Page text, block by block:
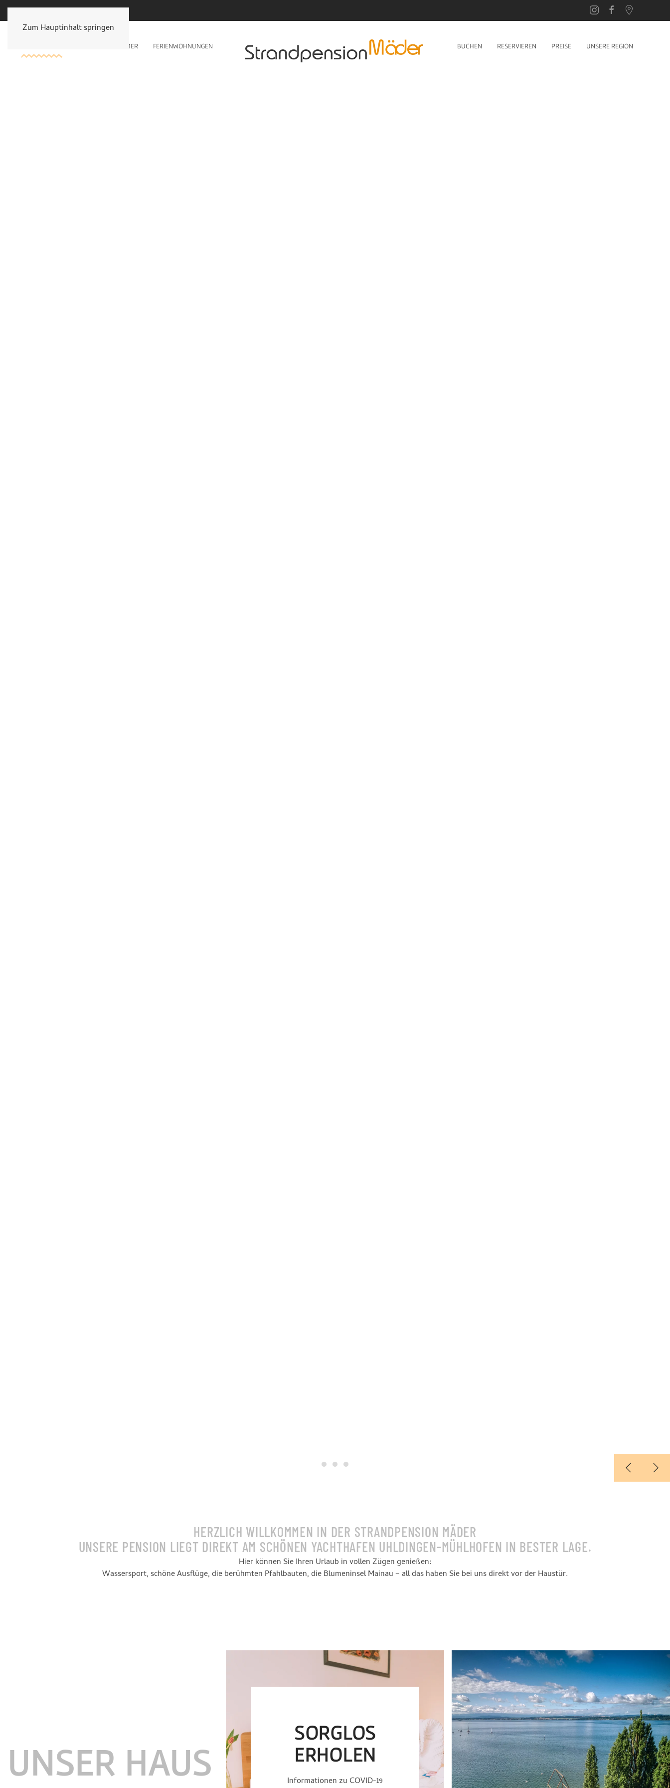
Zum Hauptinhalt springen
ZIMMER FERIENWOHNUNGEN BUCHEN RESERVIEREN PREISE UNSERE REGION
Strandpension
HERZLICH WILLKOMMEN IN DER STRANDPENSION MÄDER
UNSERE PENSION LIEGT DIREKT AM SCHÖNEN YACHTHAFEN UHLDINGEN-MÜHLHOFEN IN BESTER LAGE.
Hier können Sie Ihren Urlaub in vollen Zügen genießen:
Wassersport, schöne Ausflüge, die berühmten Pfahlbauten, die Blumeninsel Mainau – all das haben Sie bei uns direkt vor der Haustür.
UNSER HAUS
SORGLOS
ERHOLEN
Informationen zu COVID-19